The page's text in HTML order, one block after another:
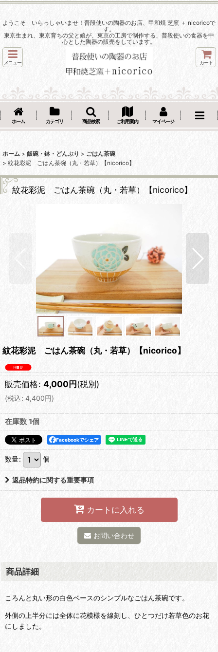
ようこそ いらっしゃいませ！普段使いの陶器のお店、甲和焼 芝窯 ＋ nicoricoで
す。
東京生まれ、東京育ちの父と娘が、東京の工房で制作する、普段使いの食器を中
心とした陶器の販売をしています。
メニュー カート
ホーム カテゴリ 商品検索 ご利用案内 マイページ
ホーム > 飯碗・鉢・どんぶり > ごはん茶碗
> 紋花彩泥 ごはん茶碗（丸・若草）【nicorico】
紋花彩泥 ごはん茶碗（丸・若草）【nicorico】
紋花彩泥 ごはん茶碗（丸・若草）【nicorico】
販売価格: 4,000円(税別)
(税込: 4,400円)
在庫数 1個
Facebookでシェア
数量: 個
返品特約に関する重要事項
カートに入れる
お問い合わせ
商品詳細
ころんと丸い形の白色ベースのシンプルなごはん茶碗です。
外側の上半分には全体に花模様を線刻し、ひとつだけ若草色のお花
にしました。